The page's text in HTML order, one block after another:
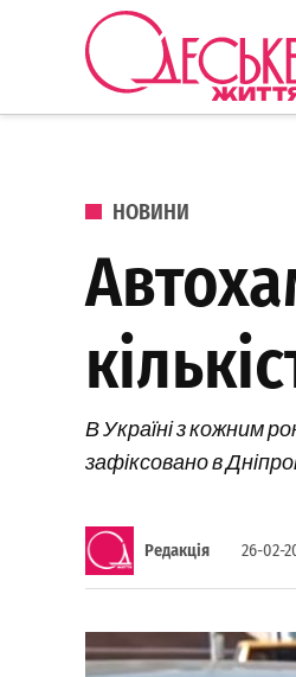
Перейти до вмісту
ОПУБЛІКОВАНО В
НОВИНИ
В Україні з кожним
зафіксовано в
Редакція 26-02-